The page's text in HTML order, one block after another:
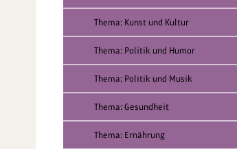
Thema: Kunst und Kultur
Thema: Politik und Humor
Thema: Politik und Musik
Thema: Gesundheit
Thema: Ernährung